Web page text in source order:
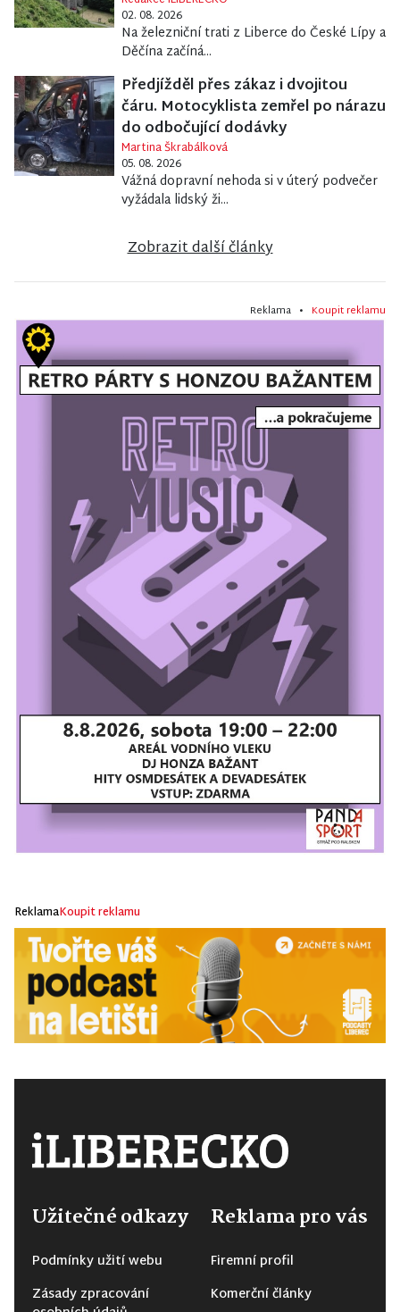
02. 08. 2026
Na železniční trati z Liberce do České Lípy a
Děčína začíná...
Předjížděl přes zákaz i dvojitou
čáru. Motocyklista zemřel po nárazu
do odbočující dodávky
Martina Škrabálková
05. 08. 2026
Vážná dopravní nehoda si v úterý podvečer
vyžádala lidský ži...
Zobrazit další články
Reklama • Koupit reklamu
ReklamaKoupit reklamu
Užitečné odkazy
Podmínky užití webu
Zásady zpracování
Reklama pro vás
Firemní profil
Komerční články